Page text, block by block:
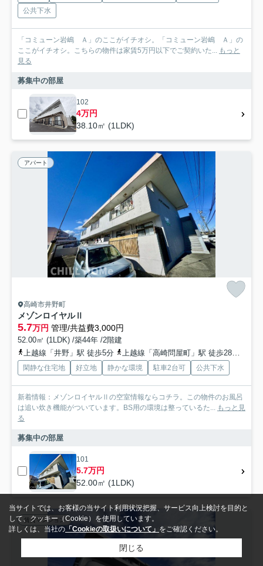
公共下水
「コミューン岩嶋 Ａ」のここがイチオシ。「コミューン岩嶋 Ａ」の
ここがイチオシ。こちらの物件は家賃5万円以下でご契約いた...
もっと
見る
募集中の部屋
102
4万円
38.10㎡ (1LDK)
アパート
高崎市井野町
メゾンロイヤルⅡ
5.7万円 管理/共益費3,000円
52.00㎡ (1LDK) /築44年 /2階建
上越線「井野」駅 徒歩5分
上越線「高崎問屋町」駅 徒歩28分
閑静な住宅地 好立地 静かな環境 駐車2台可 公共下水
新着情報：メゾンロイヤルⅡの空室情報ならコチラ。この物件のお風呂
は追い炊き機能がついています。BS用の環境は整っているた...
もっと見
る
募集中の部屋
101
5.7万円
52.00㎡ (1LDK)
賃貸マンション
当サイトでは、お客様の当サイト利用状況把握、サービス向上検討を目的と
して、クッキー（Cookie）を使用しています。
詳しくは、当社の 「Cookieの取扱いについて」 をご確認ください。
閉じる